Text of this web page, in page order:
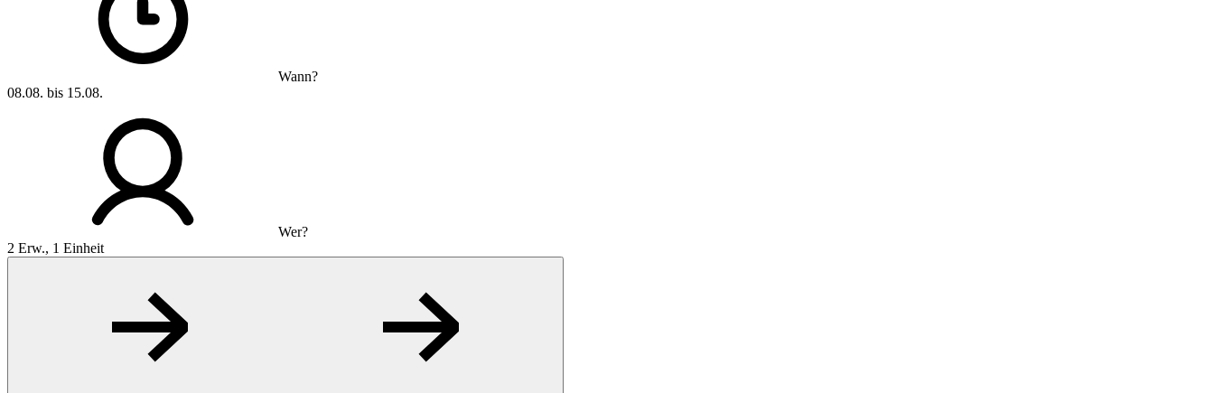
Wann?
08.08. bis 15.08.
Wer?
2 Erw., 1 Einheit